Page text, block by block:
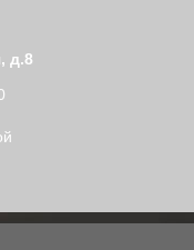
д.8